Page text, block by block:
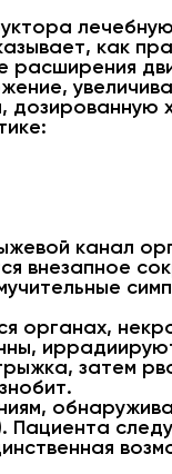
как
дозированную
канал
внезапное
затем